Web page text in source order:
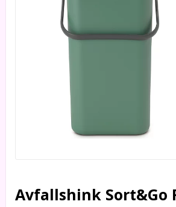
Avfallshink Sort&Go